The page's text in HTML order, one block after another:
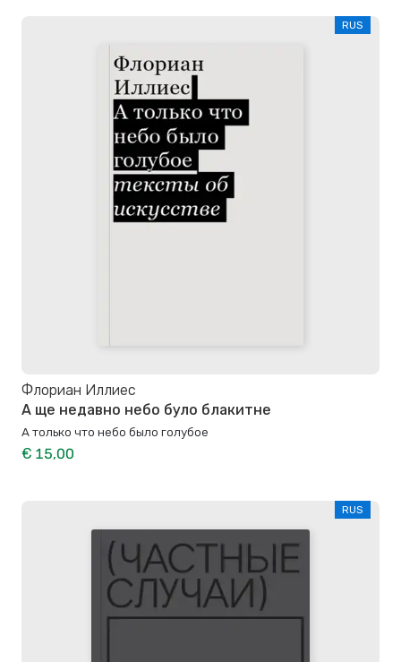
RUS
Флориан Иллиес
А ще недавно небо було блакитне
А только что небо было голубое
€ 15,00
RUS